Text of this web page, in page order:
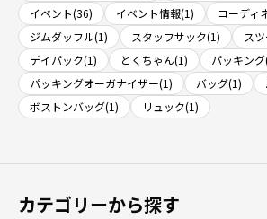
イベント(36)
イベント情報(1)
コーディ
ジムダッフル(1)
スタッフサック(1) ス
デイパック(1)
とくちゃん(1)
パッキン
パッキングオーガナイザー(1)
バッグ(1)
ボストンバッグ(1)
リュック(1)
カテゴリーから探す